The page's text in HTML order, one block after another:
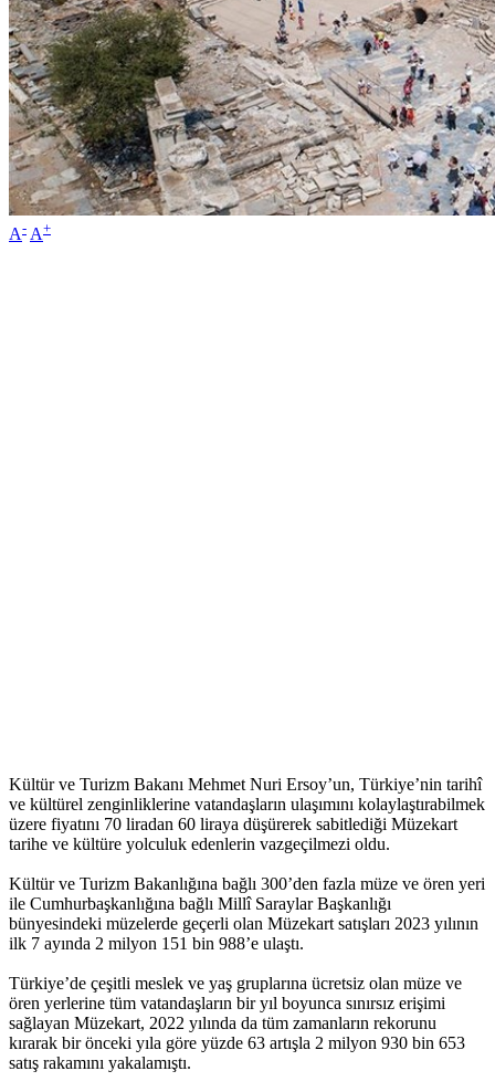
A- A+
Kültür ve Turizm Bakanı Mehmet Nuri Ersoy’un, Türkiye’nin tarihî
ve kültürel zenginliklerine vatandaşların ulaşımını kolaylaştırabilmek
üzere fiyatını 70 liradan 60 liraya düşürerek sabitlediği Müzekart
tarihe ve kültüre yolculuk edenlerin vazgeçilmezi oldu.
Kültür ve Turizm Bakanlığına bağlı 300’den fazla müze ve ören yeri
ile Cumhurbaşkanlığına bağlı Millî Saraylar Başkanlığı
bünyesindeki müzelerde geçerli olan Müzekart satışları 2023 yılının
ilk 7 ayında 2 milyon 151 bin 988’e ulaştı.
Türkiye’de çeşitli meslek ve yaş gruplarına ücretsiz olan müze ve
ören yerlerine tüm vatandaşların bir yıl boyunca sınırsız erişimi
sağlayan Müzekart, 2022 yılında da tüm zamanların rekorunu
kırarak bir önceki yıla göre yüzde 63 artışla 2 milyon 930 bin 653
satış rakamını yakalamıştı.